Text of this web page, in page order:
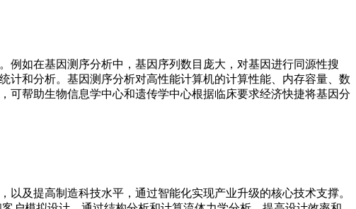
如在基因测序分析中，基因序列数目庞大，对基因进行同源性搜
计和分析。基因测序分析对高性能计算机的计算性能、内存容量、数
可帮助生物信息学中心和遗传学中心根据临床要求经济快捷将基因分
及提高制造科技水平，通过智能化实现产业升级的核心技术支撑。